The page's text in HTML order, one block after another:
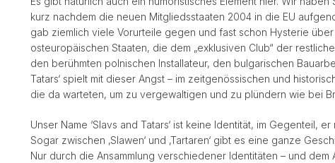
kurz nachdem die neuen Mitgliedsstaaten 2004 in die EU
gab ziemlich viele Vorurteile gegen und fast schon Hysterie
osteuropäischen Staaten, die dem „exklusiven Club“ der
den berühmten polnischen Installateur, den bulgarischen
Tatars‘ spielt mit dieser Angst – im zeitgenössischen und
die da warteten, um zu vergewaltigen und zu plündern wie bei
Unser Name ‘Slavs and Tatars‘ ist keine Identität, im Gegenteil,
Sogar zwischen ‚Slawen‘ und ‚Tartaren‘ gibt es eine ganze
Nur durch die Ansammlung verschiedener Identitäten – und